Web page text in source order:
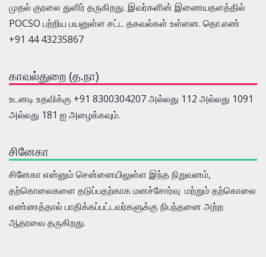
முதல் குரலை துளிர் தருகிறது. இவர்களின் இணையதளத்தில்
POCSO பற்றிய பயனுள்ள சட்ட தகவல்கள் உள்ளன. தொ.எண்
+91 44 43235867
காவல்துறை (த.நா)
உடனடி உதவிக்கு +91 8300304207 அல்லது 112 அல்லது 1091
அல்லது 181 ஐ அழைக்கவும்.
சினேகா
சினேகா என்னும் சென்னையிலுள்ள இந்த நிறுவனம்,
தற்கொலைகளை தடுப்பதற்காக மனச்சோர்வு மற்றும் தற்கொலை
எண்ணத்தால் பாதிக்கப்பட்டவர்களுக்கு நிபந்தனை அற்ற
ஆதரவை தருகிறது.